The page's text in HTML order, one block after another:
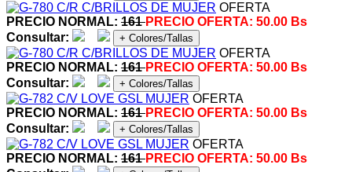
OFERTA
PRECIO NORMAL: 161PRECIO OFERTA: 50.00 Bs
Consultar:
+ Colores/Tallas
OFERTA
PRECIO NORMAL: 161PRECIO OFERTA: 50.00 Bs
Consultar:
+ Colores/Tallas
OFERTA
PRECIO NORMAL: 161PRECIO OFERTA: 50.00 Bs
Consultar:
+ Colores/Tallas
OFERTA
PRECIO NORMAL: 161PRECIO OFERTA: 50.00 Bs